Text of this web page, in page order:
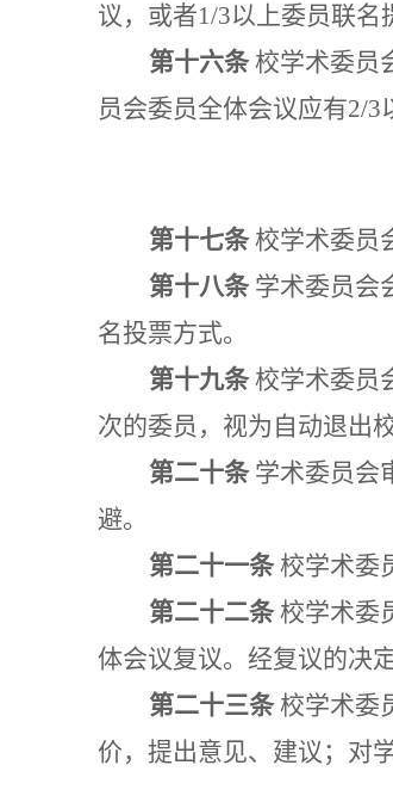
议，或者1/3以上委员联名
第十六条 校学术委员
员会委员全体会议应有2/3
第十七条 校学术委员
第十八条 学术委员会
名投票方式。
第十九条 校学术委员
次的委员，视为自动退出
第二十条 学术委员会
避。
第二十一条 校学术委
第二十二条 校学术委
体会议复议。经复议的决
第二十三条 校学术委
价，提出意见、建议；对